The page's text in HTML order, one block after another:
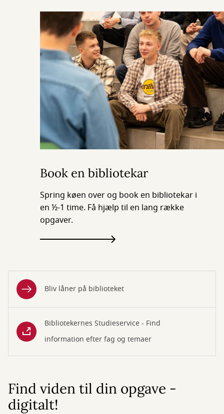
Book en bibliotekar
Spring køen over og book en bibliotekar i
en ½-1 time. Få hjælp til en lang række
opgaver.
Bliv låner på biblioteket
Bibliotekernes Studieservice - Find
information efter fag og temaer
Find viden til din opgave -
digitalt!